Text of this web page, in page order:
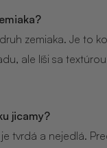
zemiaka. Je to
ale líši sa
jicamy?
tvrdá a nejedlá.